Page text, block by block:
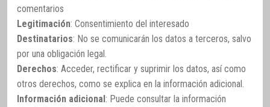
comentarios
Legitimación: Consentimiento del interesado
Destinatarios: No se comunicarán los datos a terceros, salvo
por una obligación legal.
Derechos: Acceder, rectificar y suprimir los datos, así como
otros derechos, como se explica en la información adicional.
Información adicional: Puede consultar la información